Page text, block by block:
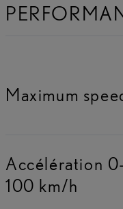
Maximum
Accélération 0-
100 km/h